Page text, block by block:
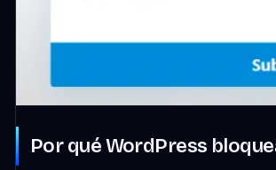
Por qué WordPress